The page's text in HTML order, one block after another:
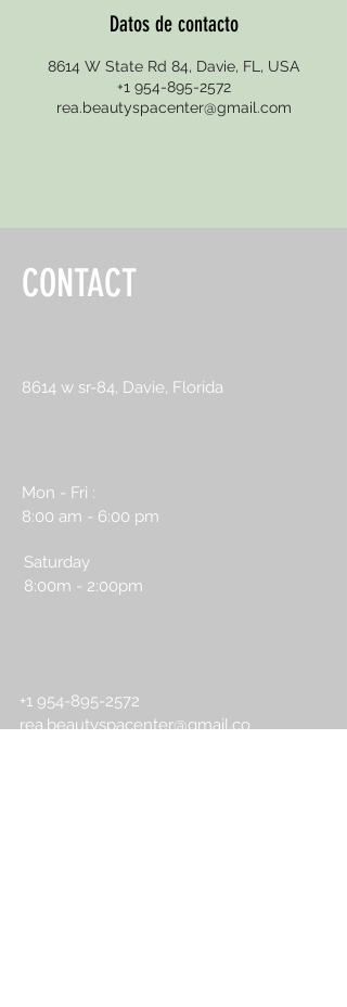
Datos de contacto
8614 W State Rd 84, Davie, FL, USA
+1 954-895-2572
rea.beautyspacenter@gmail.com
CONTACT
8614 w sr-84, Davie, Florida
Mon - Fri :
8:00 am - 6:00 pm
Saturday
8:00m - 2:00pm
+1 954-895-2572
rea.beautyspacenter@gmail.co